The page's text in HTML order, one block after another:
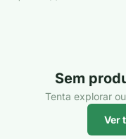
Sem
Tenta explorar
Ver